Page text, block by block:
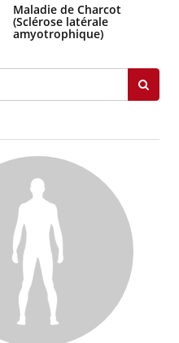
Maladie de Charcot
(Sclérose latérale
amyotrophique)